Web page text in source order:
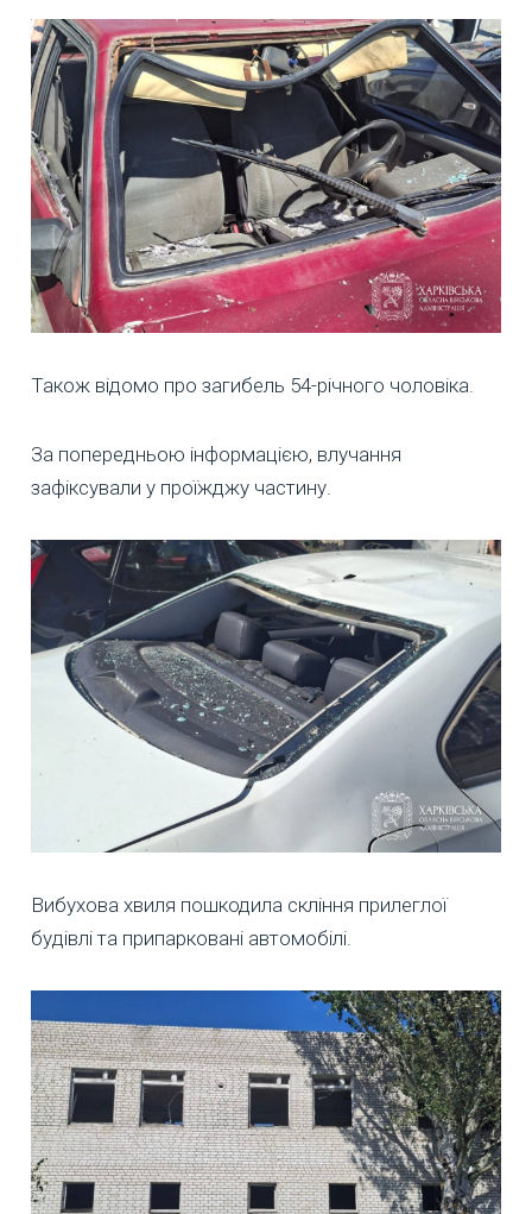
Також відомо про загибель 54-річного чоловіка.
За попередньою інформацією, влучання
зафіксували у проїжджу частину.
Вибухова хвиля пошкодила скління прилеглої
будівлі та припарковані автомобілі.